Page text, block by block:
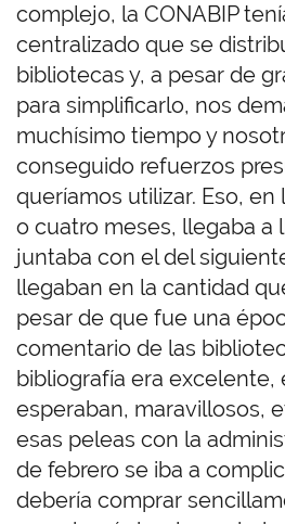
complejo, la CONABIP
centralizado que se
bibliotecas y, a pesar de
para simplificarlo, nos
muchísimo tiempo y
conseguido refuerzos
queríamos utilizar. Eso,
o cuatro meses, llegaba a
juntaba con el del
llegaban en la cantidad
pesar de que fue una
comentario de las
bibliografía era excelente,
esperaban, maravillosos,
esas peleas con la
de febrero se iba a
debería comprar